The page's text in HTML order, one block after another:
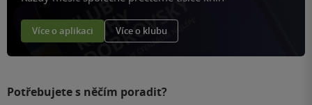
Více o aplikaci Více o klubu
Potřebujete s něčím poradit?